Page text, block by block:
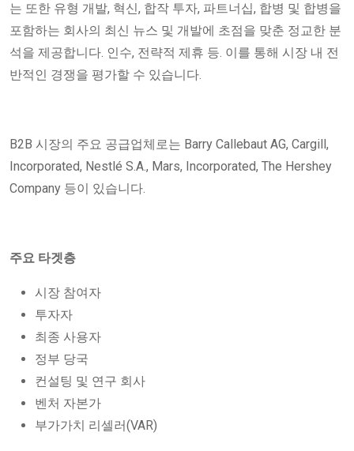
는 또한 유형 개발, 혁신, 합작 투자, 파트너십, 합병 및 합병을
포함하는 회사의 최신 뉴스 및 개발에 초점을 맞춘 정교한 분
석을 제공합니다. 인수, 전략적 제휴 등. 이를 통해 시장 내 전
반적인 경쟁을 평가할 수 있습니다.
B2B 시장의 주요 공급업체로는 Barry Callebaut AG, Cargill,
Incorporated, Nestlé S.A., Mars, Incorporated, The Hershey
Company 등이 있습니다.
주요 타겟층
시장 참여자
투자자
최종 사용자
정부 당국
컨설팅 및 연구 회사
벤처 자본가
부가가치 리셀러(VAR)